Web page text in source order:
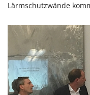
Lärmschutzwände